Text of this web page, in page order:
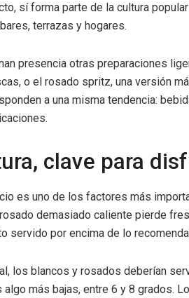
sí forma parte de la cultura
terrazas y hogares.
presencia otras preparaciones
o el rosado spritz, una versión
a una misma tendencia:
clave para
es uno de los factores más
demasiado caliente pierde
servido por encima de lo
los blancos y rosados deberían
algo más bajas, entre 6 y 8 grados.